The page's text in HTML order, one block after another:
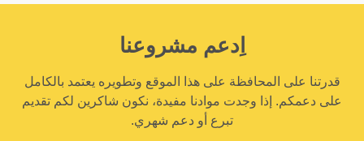
اِدعم مشروعنا
قدرتنا على المحافظة على هذا الموقع وتطويره يعتمد بالكامل
على دعمكم. إذا وجدت موادنا مفيدة، نكون شاكرين لكم تقديم
تبرع أو دعم شهري.